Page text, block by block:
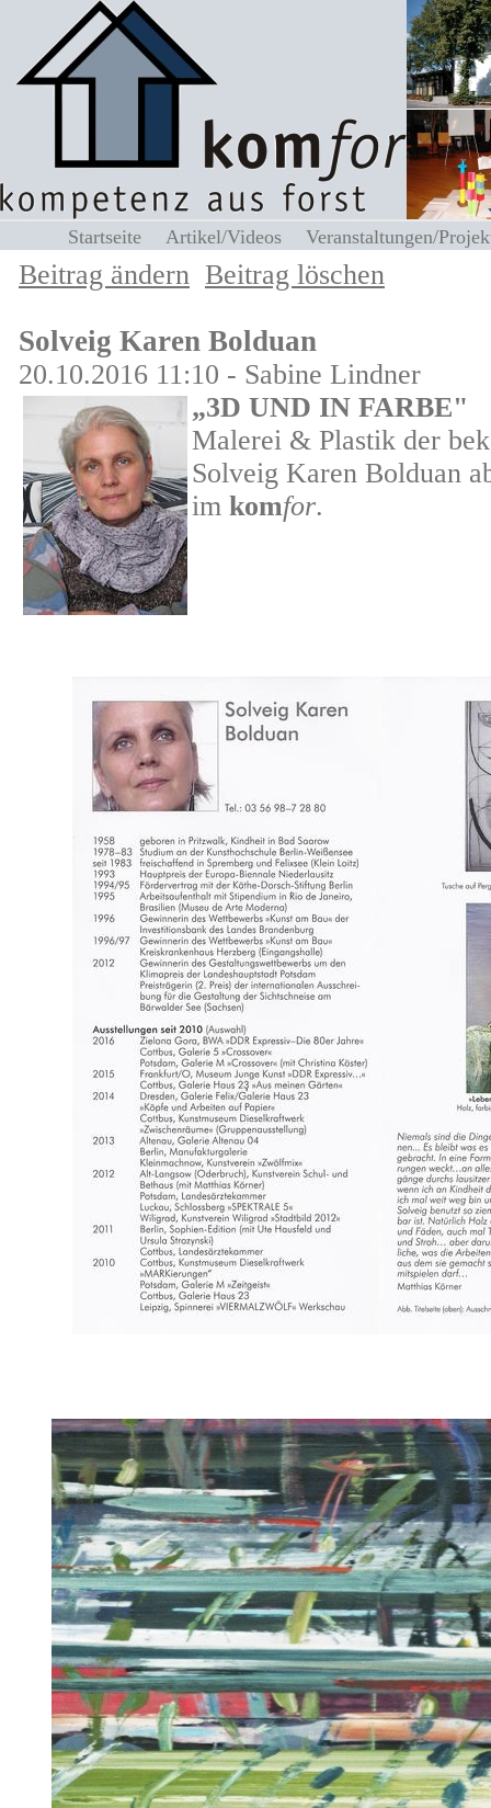
Startseite Artikel/Videos Veranstaltungen/
Beitrag ändern Beitrag löschen
Solveig Karen Bolduan
20.10.2016 11:10 - Sabine Lindner
„3D UND IN FARBE"
Malerei & Plastik der
Solveig Karen Bolduan
im komfor.